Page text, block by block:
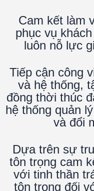
Cam kết làm
phục vụ
luôn nỗ lực
Tiếp cận công
và hệ thống,
đồng thời thúc
hệ thống quản
và đổi
Dựa trên sự
tôn trọng cam
với tinh thần
tôn trọng đối